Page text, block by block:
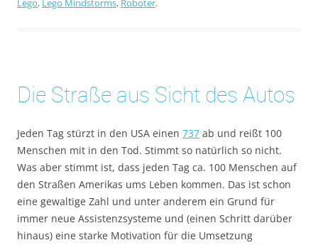
Lego, Lego Mindstorms, Roboter.
Die Straße aus Sicht des Autos
Jeden Tag stürzt in den USA einen 737 ab und reißt 100
Menschen mit in den Tod. Stimmt so natürlich so nicht.
Was aber stimmt ist, dass jeden Tag ca. 100 Menschen auf
den Straßen Amerikas ums Leben kommen. Das ist schon
eine gewaltige Zahl und unter anderem ein Grund für
immer neue Assistenzsysteme und (einen Schritt darüber
hinaus) eine starke Motivation für die Umsetzung